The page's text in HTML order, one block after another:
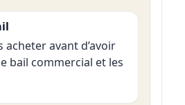
acheter avant d’avoir
bail commercial et les